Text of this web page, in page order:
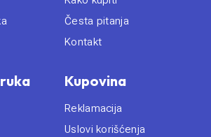
Česta pitanja
Kontakt
Kupovina
Reklamacija
Uslovi korišćenja